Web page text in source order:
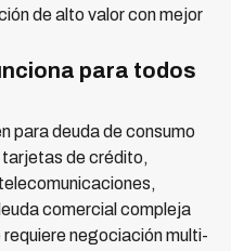
de alto valor con mejor
para todos
para deuda de consumo
de crédito,
comercial compleja
negociación multi-